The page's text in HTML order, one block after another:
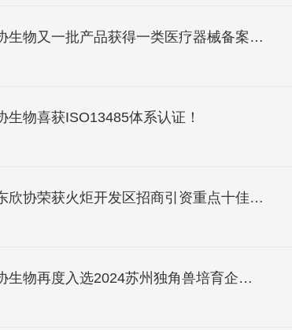
欣事 | 欣协生物又一批产品获得一类医疗器械备案凭证
生物喜获ISO13485体系认证！
欣事 | 广东欣协荣获火炬开发区招商引资重点十佳项目！
欣事 | 欣协生物再度入选2024苏州独角兽培育企业！